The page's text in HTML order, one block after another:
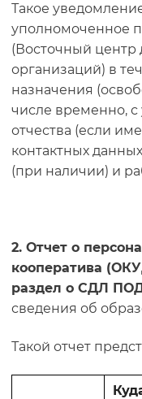
Такое
уполномоченное
(Восточный центр
организаций) в
назначения
числе временно,
отчества (если
контактных
(при наличии) и
2. Отчет о
кооператива
раздел о СДЛ
сведения об
Такой отчет